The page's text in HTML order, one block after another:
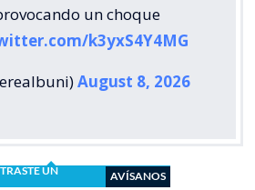
un choque
k3yxS4Y4MG
August 8, 2026
UN
AVÍSANOS